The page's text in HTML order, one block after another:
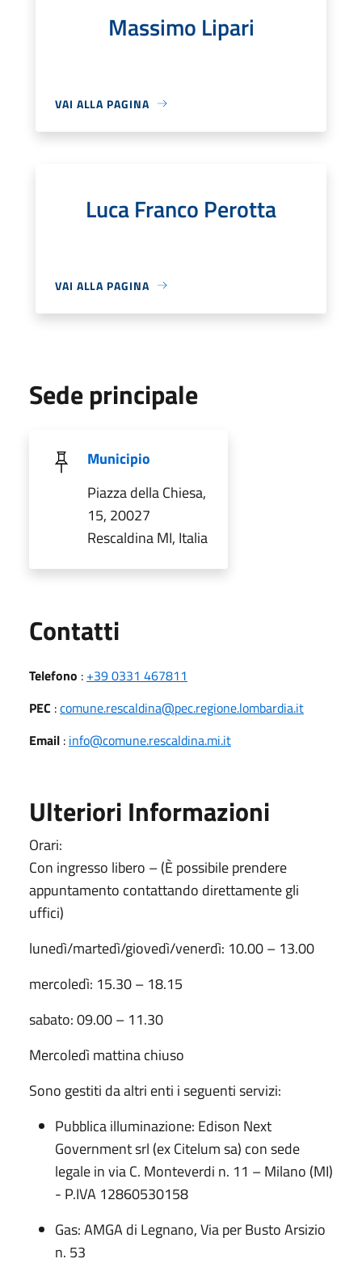
Massimo Lipari
VAI ALLA PAGINA
Luca Franco Perotta
VAI ALLA PAGINA
Sede principale
Municipio
Piazza della Chiesa,
15, 20027
Rescaldina MI, Italia
Contatti
Telefono : +39 0331 467811
PEC :comune.rescaldina@pec.regione.lombardia.it
Email : info@comune.rescaldina.mi.it
Ulteriori Informazioni
Orari:
Con ingresso libero – (È possibile prendere
appuntamento contattando direttamente gli
uffici)
lunedì/martedì/giovedì/venerdì: 10.00 – 13.00
mercoledì: 15.30 – 18.15
sabato: 09.00 – 11.30
Mercoledì mattina chiuso
Sono gestiti da altri enti i seguenti servizi:
Pubblica illuminazione: Edison Next
Government srl (ex Citelum sa) con sede
legale in via C. Monteverdi n. 11 – Milano (MI)
- P.IVA 12860530158
Gas: AMGA di Legnano, Via per Busto Arsizio
n. 53